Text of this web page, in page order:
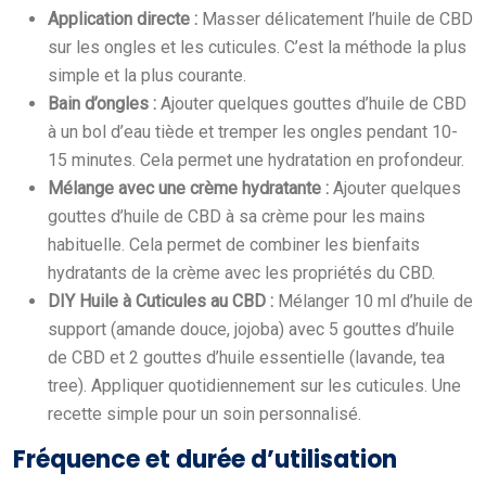
Application directe : Masser délicatement l’huile de CBD
sur les ongles et les cuticules. C’est la méthode la plus
simple et la plus courante.
Bain d’ongles : Ajouter quelques gouttes d’huile de CBD
à un bol d’eau tiède et tremper les ongles pendant 10-
15 minutes. Cela permet une hydratation en profondeur.
Mélange avec une crème hydratante : Ajouter quelques
gouttes d’huile de CBD à sa crème pour les mains
habituelle. Cela permet de combiner les bienfaits
hydratants de la crème avec les propriétés du CBD.
DIY Huile à Cuticules au CBD : Mélanger 10 ml d’huile de
support (amande douce, jojoba) avec 5 gouttes d’huile
de CBD et 2 gouttes d’huile essentielle (lavande, tea
tree). Appliquer quotidiennement sur les cuticules. Une
recette simple pour un soin personnalisé.
Fréquence et durée d’utilisation